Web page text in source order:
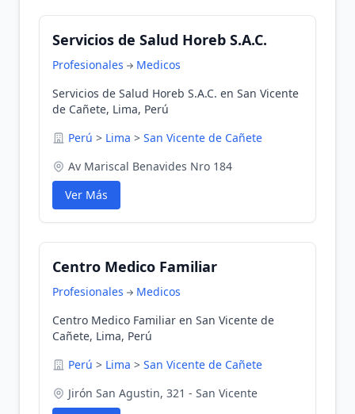
Servicios de Salud Horeb S.A.C.
Profesionales
Medicos
Servicios de Salud Horeb S.A.C. en San Vicente
de Cañete, Lima, Perú
Perú > Lima > San Vicente de Cañete
Av Mariscal Benavides Nro 184
Ver Más
Centro Medico Familiar
Profesionales
Medicos
Centro Medico Familiar en San Vicente de
Cañete, Lima, Perú
Perú > Lima > San Vicente de Cañete
Jirón San Agustin, 321 - San Vicente